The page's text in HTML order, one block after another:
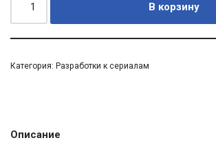
В корзину
Категория: Разработки к сериалам
Описание